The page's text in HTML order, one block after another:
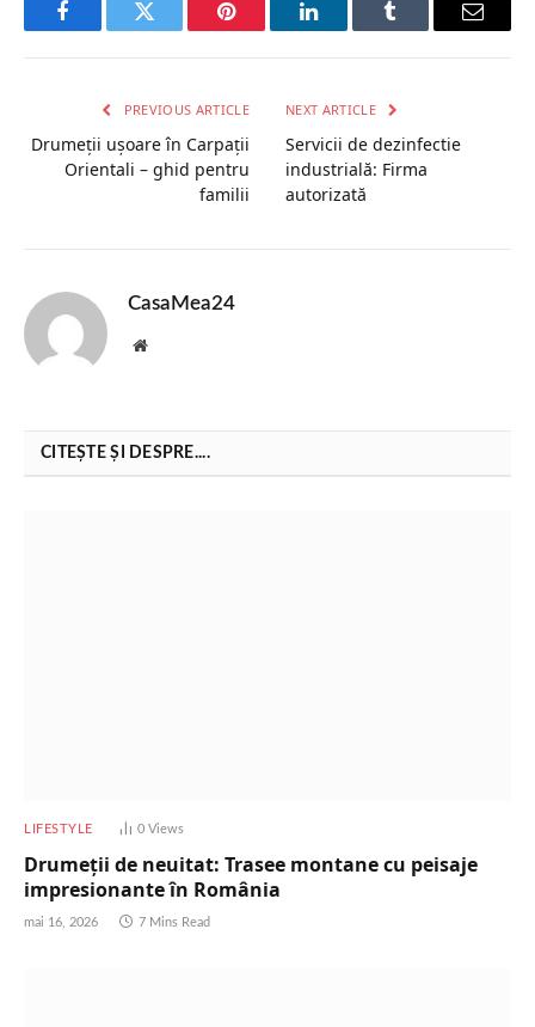
FacebookTwitter Pinterest LinkedInTumblr Email
PREVIOUS ARTICLE
Drumeții ușoare în Carpații
Orientali – ghid pentru
familii
NEXT ARTICLE
Servicii de dezinfectie
industrială: Firma
autorizată
CasaMea24
Website
CITEȘTE ȘI DESPRE....
LIFESTYLE 0 Views
Drumeții de neuitat: Trasee montane cu peisaje
impresionante în România
mai 16, 2026 7 Mins Read